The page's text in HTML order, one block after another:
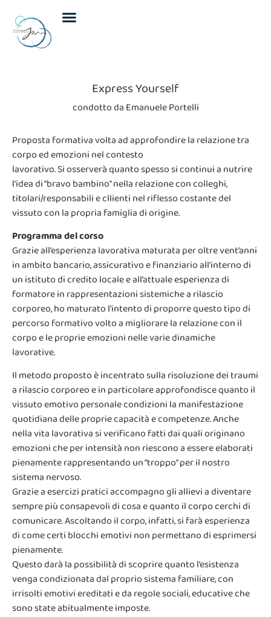
Express Yourself
condotto da Emanuele Portelli
Proposta formativa volta ad approfondire la relazione tra
corpo ed emozioni nel contesto
lavorativo. Si osserverà quanto spesso si continui a nutrire
l’idea di “bravo bambino” nella relazione con colleghi,
titolari/responsabili e cllienti nel riflesso costante del
vissuto con la propria famiglia di origine.
Programma del corso
Grazie all’esperienza lavorativa maturata per oltre vent’anni
in ambito bancario, assicurativo e finanziario all’interno di
un istituto di credito locale e all’attuale esperienza di
formatore in rappresentazioni sistemiche a rilascio
corporeo, ho maturato l’intento di proporre questo tipo di
percorso formativo volto a migliorare la relazione con il
corpo e le proprie emozioni nelle varie dinamiche
lavorative.
Il metodo proposto è incentrato sulla risoluzione dei traumi
a rilascio corporeo e in particolare approfondisce quanto il
vissuto emotivo personale condizioni la manifestazione
quotidiana delle proprie capacità e competenze. Anche
nella vita lavorativa si verificano fatti dai quali originano
emozioni che per intensità non riescono a essere elaborati
pienamente rappresentando un “troppo” per il nostro
sistema nervoso.
Grazie a esercizi pratici accompagno gli allievi a diventare
sempre più consapevoli di cosa e quanto il corpo cerchi di
comunicare. Ascoltando il corpo, infatti, si farà esperienza
di come certi blocchi emotivi non permettano di esprimersi
pienamente.
Questo darà la possibilità di scoprire quanto l’esistenza
venga condizionata dal propriosistema familiare, con
irrisolti emotivi ereditati e da regole sociali, educative che
sonostate abitualmente imposte.